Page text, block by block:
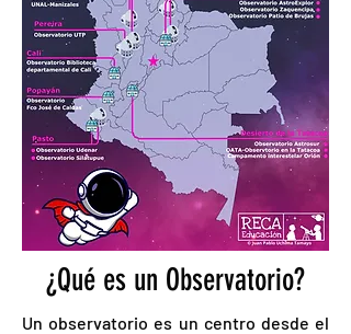
¿Qué es un Observatorio?
Un observatorio es un centro desde el